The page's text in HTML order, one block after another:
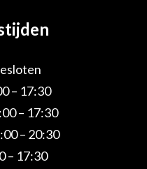
– 17:30
– 17:30
– 20:30
– 17:30